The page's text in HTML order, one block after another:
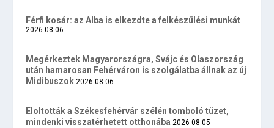
Férfi kosár: az Alba is elkezdte a felkészülési munkát
2026-08-06
Megérkeztek Magyarországra, Svájc és Olaszország
után hamarosan Fehérváron is szolgálatba állnak az új
Midibuszok 2026-08-06
Eloltották a Székesfehérvár szélén tomboló tüzet,
mindenki visszatérhetett otthonába 2026-08-05